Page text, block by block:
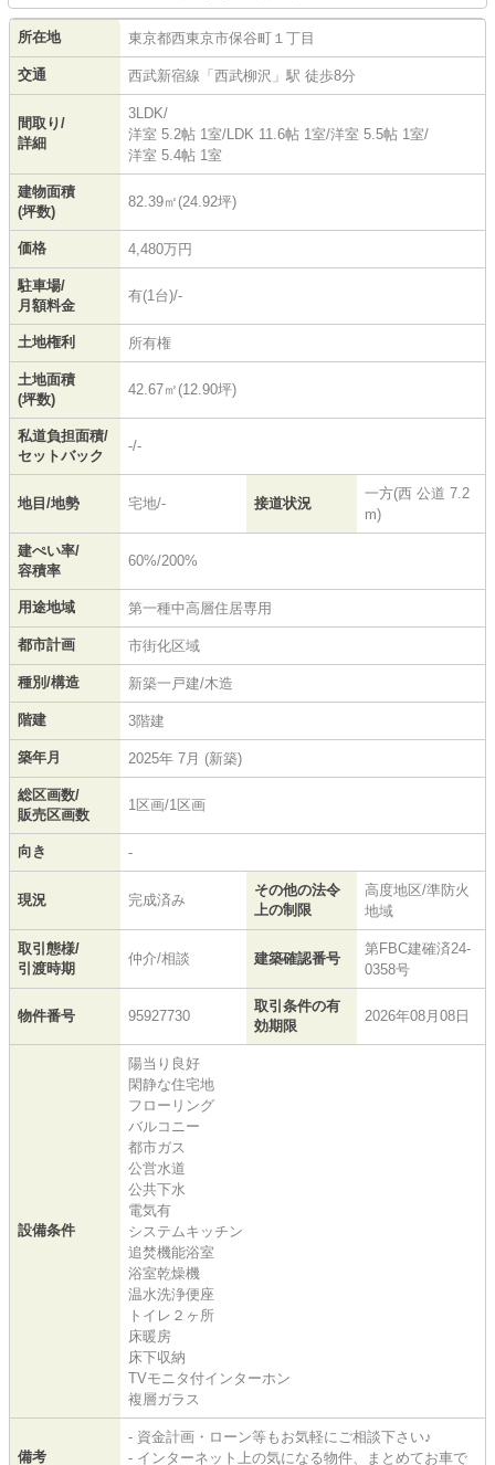
所在地 東京都西東京市保谷町 １丁目
交通 西武新宿線 「西武柳沢 」駅 徒歩8分
間取り/
詳細
3LDK/
洋室 5.2帖 1室/LDK 11.6帖 1室/洋室 5.5帖 1室/
洋室 5.4帖 1室
建物面積
(坪数)
82.39㎡(24.92坪)
価格 4,480万円
駐車場/
月額料金
有(1台)/-
土地権利 所有権
土地面積
(坪数)
42.67㎡(12.90坪)
私道負担面積/
セットバック
-/-
地目/地勢 宅地/- 接道状況
一方(西 公道 7.2
m)
建ぺい率/
容積率
60%/200%
用途地域 第一種中高層住居専用
都市計画 市街化区域
種別/構造 新築一戸建/木造
階建 3階建
築年月 2025年 7月 (新築)
総区画数/
販売区画数
1区画/1区画
向き -
現況 完成済み
その他の法令
上の制限
高度地区/準防火
地域
取引態様/
引渡時期
仲介/相談 建築確認番号
第FBC建確済24-
0358号
物件番号 95927730
取引条件の有
効期限
2026年08月08日
設備条件
陽当り良好
閑静な住宅地
フローリング
バルコニー
都市ガス
公営水道
公共下水
電気有
システムキッチン
追焚機能浴室
浴室乾燥機
温水洗浄便座
トイレ２ヶ所
床暖房
床下収納
TVモニタ付インターホン
複層ガラス
備考
- 資金計画・ローン等もお気軽にご相談下さい♪
- インターネット上の気になる物件、まとめてお車で